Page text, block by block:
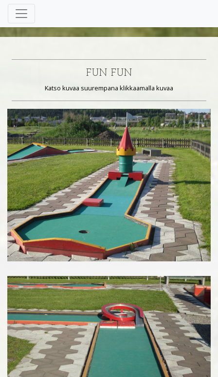
FUN FUN
Katso kuvaa suurempana klikkaamalla kuvaa